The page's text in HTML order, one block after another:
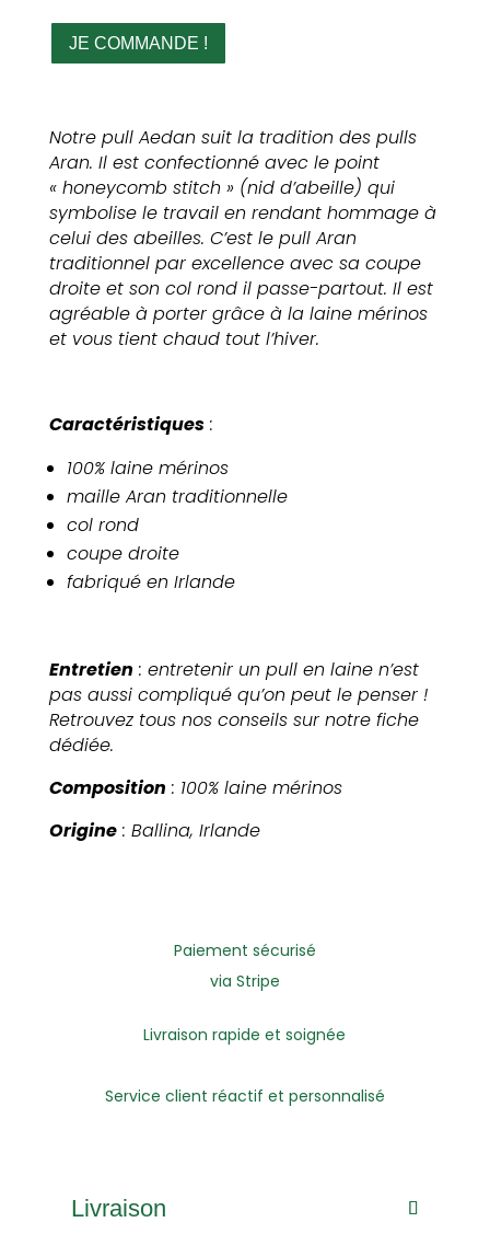
Aran
blanc
homme
JE COMMANDE !
Notre pull Aedan suit la tradition des pulls
Aran. Il est confectionné avec le point
« honeycomb stitch » (nid d’abeille) qui
symbolise le travail en rendant hommage à
celui des abeilles. C’est le pull Aran
traditionnel par excellence avec sa coupe
droite et son col rond il passe-partout. Il est
agréable à porter grâce à la laine mérinos
et vous tient chaud tout l’hiver.
Caractéristiques:
100% laine mérinos
maille Aran traditionnelle
col rond
coupe droite
fabriqué en Irlande
Entretien : entretenir un pull en laine n’est
pas aussi compliqué qu’on peut le penser !
Retrouvez tous nos conseils sur notre fiche
dédiée.
Composition : 100% laine mérinos
Origine: Ballina, Irlande
Paiement sécurisé
via Stripe
Livraison rapide et soignée
Service client réactif et personnalisé
Livraison